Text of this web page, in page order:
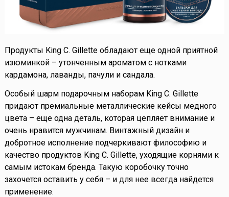
Продукты King C. Gillette обладают еще одной приятной
изюминкой – утонченным ароматом с нотками
кардамона, лаванды, пачули и сандала.
Особый шарм подарочным наборам King C. Gillette
придают премиальные металлические кейсы медного
цвета – еще одна деталь, которая цепляет внимание и
очень нравится мужчинам. Винтажный дизайн и
добротное исполнение подчеркивают философию и
качество продуктов King C. Gillette, уходящие корнями к
самым истокам бренда. Такую коробочку точно
захочется оставить у себя – и для нее всегда найдется
применение.